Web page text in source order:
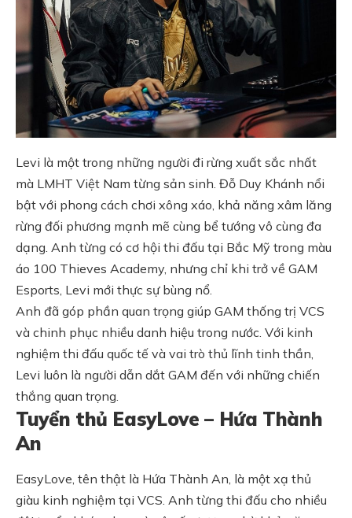
Levi là một trong những người đi rừng xuất sắc nhất
mà LMHT Việt Nam từng sản sinh. Đỗ Duy Khánh nổi
bật với phong cách chơi xông xáo, khả năng xâm lăng
rừng đối phương mạnh mẽ cùng bể tướng vô cùng đa
dạng. Anh từng có cơ hội thi đấu tại Bắc Mỹ trong màu
áo 100 Thieves Academy, nhưng chỉ khi trở về GAM
Esports, Levi mới thực sự bùng nổ.
Anh đã góp phần quan trọng giúp GAM thống trị VCS
và chinh phục nhiều danh hiệu trong nước. Với kinh
nghiệm thi đấu quốc tế và vai trò thủ lĩnh tinh thần,
Levi luôn là người dẫn dắt GAM đến với những chiến
thắng quan trọng.
Tuyển thủ EasyLove – Hứa Thành
An
EasyLove, tên thật là Hứa Thành An, là một xạ thủ
giàu kinh nghiệm tại VCS. Anh từng thi đấu cho nhiều